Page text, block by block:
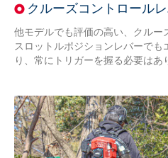
クルーズコントロール
他モデルでも評価の高い、クルー
スロットルポジションレバーで
り、常にトリガーを握る必要はあ